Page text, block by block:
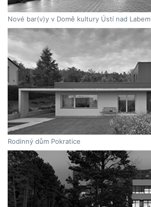
Nové bar(v)y v Domě kultury Ústí nad Labem
Rodinný dům Pokratice